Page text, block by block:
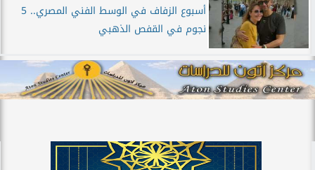
أسبوع الزفاف في الوسط الفني المصري.. 5
نجوم في القفص الذهبي